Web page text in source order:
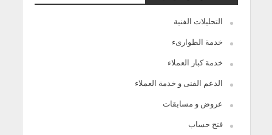
التحليلات الفنية
خدمة الطوارىء
خدمة كبار العملاء
الدعم الفنى و خدمة العملاء
عروض و مسابقات
فتح حساب